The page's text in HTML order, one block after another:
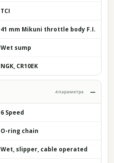
TCI
41 mm Mikuni throttle body F.I.
Wet sump
NGK, CR10EK
4 параметра
6 Speed
O-ring chain
Wet, slipper, cable operated